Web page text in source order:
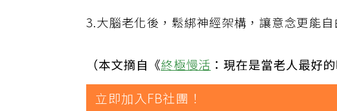
3.大腦老化後，鬆綁神經架構，讓意念更能自
（本文摘自《終極慢活 ：現在是當老人最好